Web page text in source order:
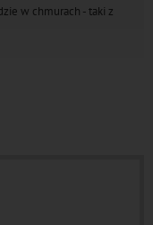
w chmurach - taki z